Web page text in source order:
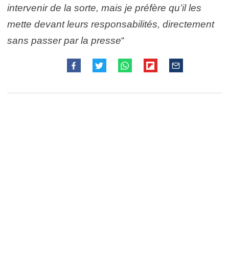
intervenir de la sorte, mais je préfère qu’il les
mette devant leurs responsabilités, directement
sans passer par la presse“